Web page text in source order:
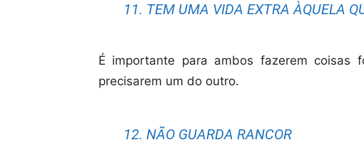
11. TEM UMA VIDA EXTRA ÀQUELA
É importante para ambos fazerem coisas
precisarem um do outro.
12. NÃO GUARDA RANCOR